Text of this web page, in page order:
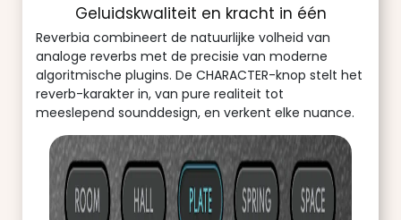
Geluidskwaliteit en kracht in één
Reverbia combineert de natuurlijke volheid van
analoge reverbs met de precisie van moderne
algoritmische plugins. De CHARACTER-knop stelt het
reverb-karakter in, van pure realiteit tot
meeslepend sounddesign, en verkent elke nuance.